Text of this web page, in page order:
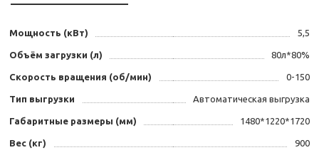
Мощность (кВт) 5,5
Объём загрузки (л) 80л*80%
Скорость вращения (об/мин) 0-150
Тип выгрузки Автоматическая выгрузка
Габаритные размеры (мм) 1480*1220*1720
Вес (кг) 900